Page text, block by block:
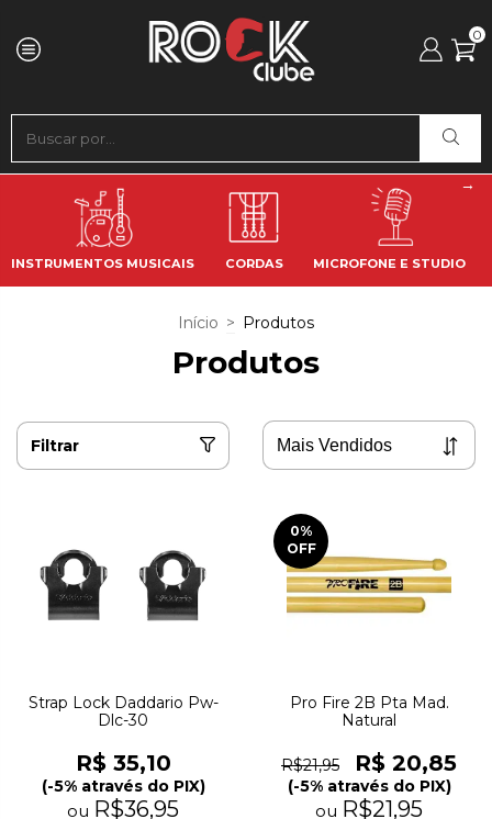
0
INSTRUMENTOS MUSICAIS CORDAS MICROFONE E STUDIO
Início > Produtos
Produtos
Filtrar
Strap Lock Daddario Pw-
Dlc-30
R$ 35,10
(-5% através do PIX)
ou R$36,95
0%
OFF
Pro Fire 2B Pta Mad.
Natural
R$21,95 R$ 20,85
(-5% através do PIX)
ou R$21,95